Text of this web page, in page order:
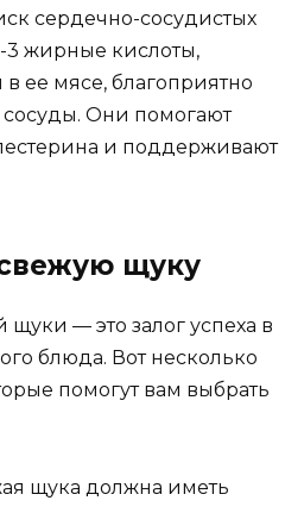
сердечно-сосудистых
3 жирные кислоты,
ее мясе, благоприятно
Они помогают
и поддерживают
щуку
щуки — это залог успеха в
блюда. Вот несколько
помогут вам выбрать
щука должна иметь